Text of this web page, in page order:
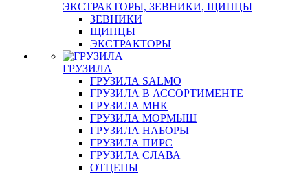
ЭКСТРАКТОРЫ, ЗЕВНИКИ, ЩИПЦЫ
ЗЕВНИКИ
ЩИПЦЫ
ЭКСТРАКТОРЫ
ГРУЗИЛА
ГРУЗИЛА SALMO
ГРУЗИЛА В АССОРТИМЕНТЕ
ГРУЗИЛА МНК
ГРУЗИЛА МОРМЫШ
ГРУЗИЛА НАБОРЫ
ГРУЗИЛА ПИРС
ГРУЗИЛА СЛАВА
ОТЦЕПЫ